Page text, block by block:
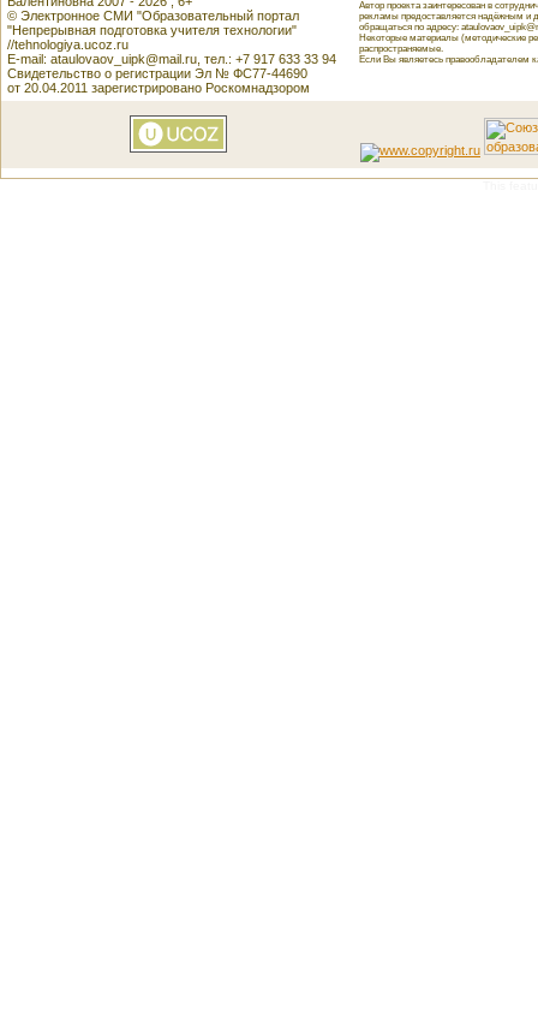
© Электронное СМИ "Образовательный портал
"Непрерывная подготовка учителя технологии"
//tehnologiya.ucoz.ru
E-mail: ataulovaov_uipk@mail.ru, тел.: +7 917 633 33 94
Свидетельство о регистрации Эл № ФС77-44690
от 20.04.2011 зарегистрировано Роскомнадзором
Автор проекта заинтересован в
рекламы предоставляется надёжным и
обращаться по адресу:
Некоторые материалы (методические
распространяемые.
Если Вы являетесь правообладателем